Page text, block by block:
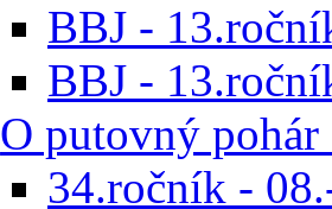
BBJ -
BBJ -
O putovný
34.ročník -